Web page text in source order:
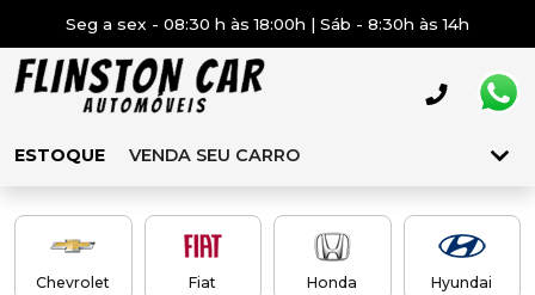
Seg a sex - 08:30 h às 18:00h | Sáb - 8:30h às 14h
ESTOQUE VENDA SEU CARRO
Chevrolet Fiat Honda Hyundai